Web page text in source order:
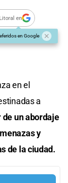
en
en Google
en el
a
de un abordaje
y
de la ciudad.